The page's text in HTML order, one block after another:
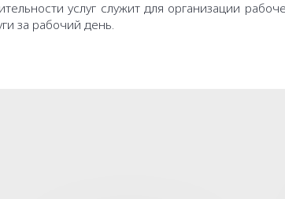
услуг служит для организации
за рабочий день.